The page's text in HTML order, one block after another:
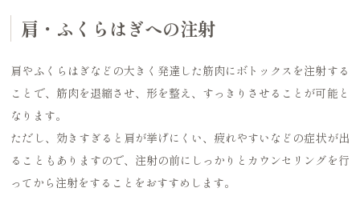
肩・ふくらはぎへの注射
肩やふくらはぎなどの大きく発達した筋肉にボトックスを注射する
ことで、筋肉を退縮させ、形を整え、すっきりさせることが可能と
なります。
ただし、効きすぎると肩が挙げにくい、疲れやすいなどの症状が出
ることもありますので、注射の前にしっかりとカウンセリングを行
ってから注射をすることをおすすめします。